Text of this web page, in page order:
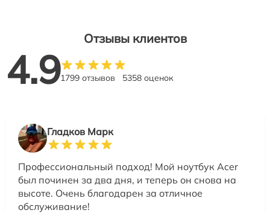
Отзывы клиентов
4.91799 отзывов 5358 оценок
Гладков Марк
Профессиональный подход! Мой ноутбук Acer
был починен за два дня, и теперь он снова на
высоте. Очень благодарен за отличное
обслуживание!